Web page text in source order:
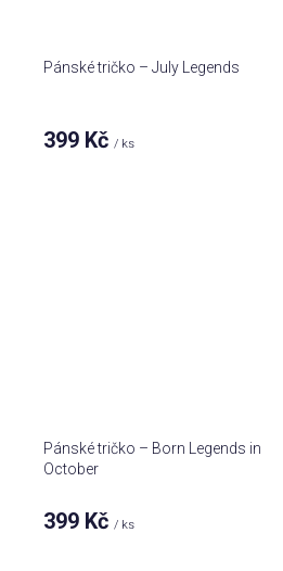
Pánské tričko – July Legends
399 Kč/ ks
Pánské tričko – Born Legends in
October
399 Kč / ks